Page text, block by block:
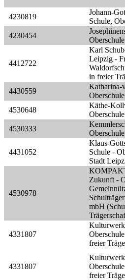
4230819
Johann-
Schule,
4230454
Oberschule
4412722
Karl
Leipzig -
in freier
4430559
Katharina-
4530648
Käthe-
Oberschule
4530333
Oberschule
4431052
Klaus-
Schule -
Stadt
4530978
Zukunft -
mbH
4331807
freier
4331807
freier